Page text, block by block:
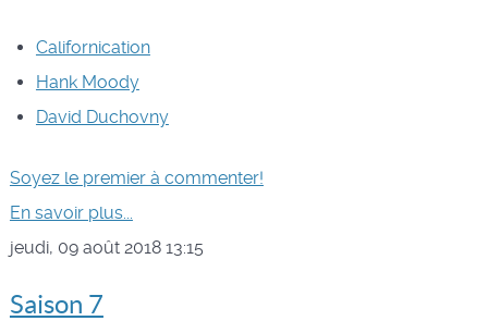
Californication
Hank Moody
David Duchovny
Soyez le premier à commenter!
En savoir plus...
jeudi, 09 août 2018 13:15
Saison 7